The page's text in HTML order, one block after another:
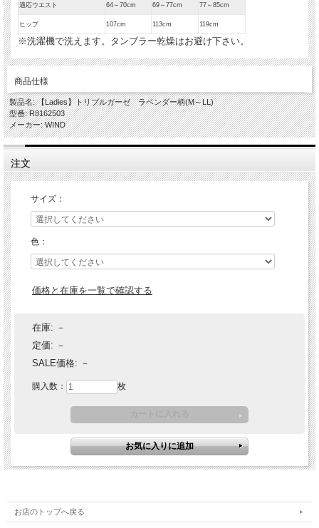
適応ウエスト 64～70cm 69～77cm 77～85cm
ヒップ 107cm 113cm 119cm
※洗濯機で洗えます。タンブラー乾燥はお避け下さい。
商品仕様
製品名: 【Ladies】トリプルガーゼ ラベンダー柄(M～LL)
型番: R8162503
メーカー: WIND
注文
サイズ：
色：
価格と在庫を一覧で確認する
在庫: －
定価: －
SALE価格: －
購入数： 枚
お店のトップへ戻る